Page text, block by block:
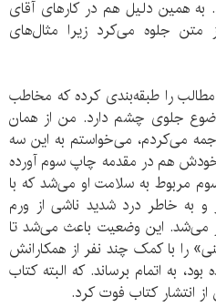
همین دلیل هم در کارهای آقای
متن جلوه می‌کرد زیرا مثال‌های
را طبقه‌بندی کرده که مخاطب
جلوی چشم دارد. من از همان
می‌کردم، می‌خواستم به این سه
هم در مقدمه چاپ سوم آورده
مربوط به سلامت او می‌شد که با
به خاطر درد شدید ناشی از ورم
می‌شد. این وضعیت باعث می‌شد تا
را با کمک چند نفر از همکارانش
به اتمام برساند. که البته کتاب
از انتشار کتاب فوت کرد.